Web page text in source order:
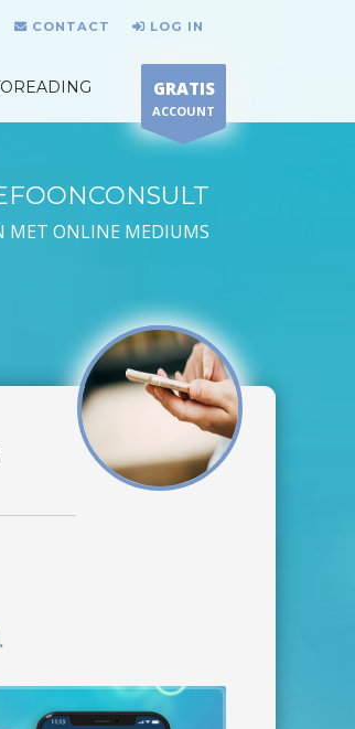
CONTACT LOG IN
GRATIS
ACCOUNT
MET ONLINE MEDIUMS